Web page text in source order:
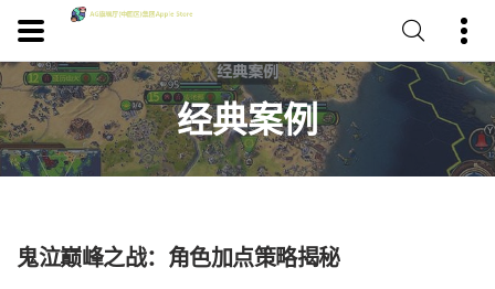
经典案例
鬼泣巅峰之战：角色加点策略揭秘